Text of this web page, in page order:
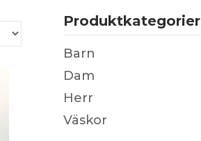
Produktkategorier
Barn
Dam
Herr
Väskor